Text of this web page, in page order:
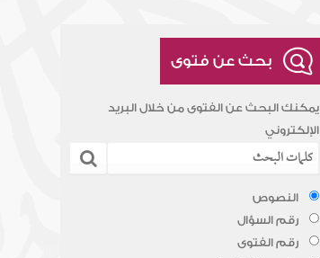
بحث عن فتوى
يمكنك البحث عن الفتوى من خلال البريد
الإلكتروني
النصوص
رقم السؤال
رقم الفتوى